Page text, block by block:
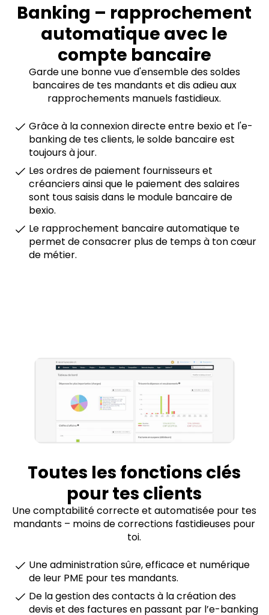
Banking – rapprochement
automatique avec le
compte bancaire
Garde une bonne vue d'ensemble des soldes
bancaires de tes mandants et dis adieu aux
rapprochements manuels fastidieux.
Grâce à la connexion directe entre bexio et l'e-
banking de tes clients, le solde bancaire est
toujours à jour.
Les ordres de paiement fournisseurs et
créanciers ainsi que le paiement des salaires
sont tous saisis dans le module bancaire de
bexio.
Le rapprochement bancaire automatique te
permet de consacrer plus de temps à ton cœur
de métier.
Toutes les fonctions clés
pour tes clients
Une comptabilité correcte et automatisée pour tes
mandants – moins de corrections fastidieuses pour
toi.
Une administration sûre, efficace et numérique
de leur PME pour tes mandants.
De la gestion des contacts à la création des
devis et des factures en passant par l’e-banking